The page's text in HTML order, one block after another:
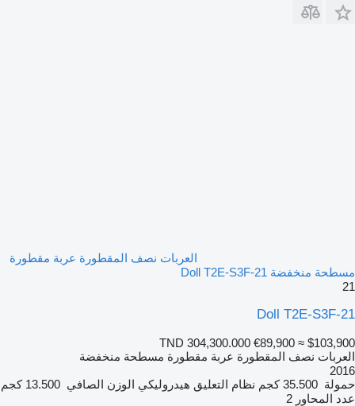
العربات نصف المقطورة عربة مقطورة
مسطحة منخفضة Doll T2E-S3F-21
21
Doll T2E-S3F-21
TND 304,300.000 €89,900 ≈ $103,900
العربات نصف المقطورة عربة مقطورة مسطحة منخفضة
2016
حمولة 35.500 كجم نظام التعليق هيدروليكي الوزن الصافي 13.500 كجم
عدد المحاور 2